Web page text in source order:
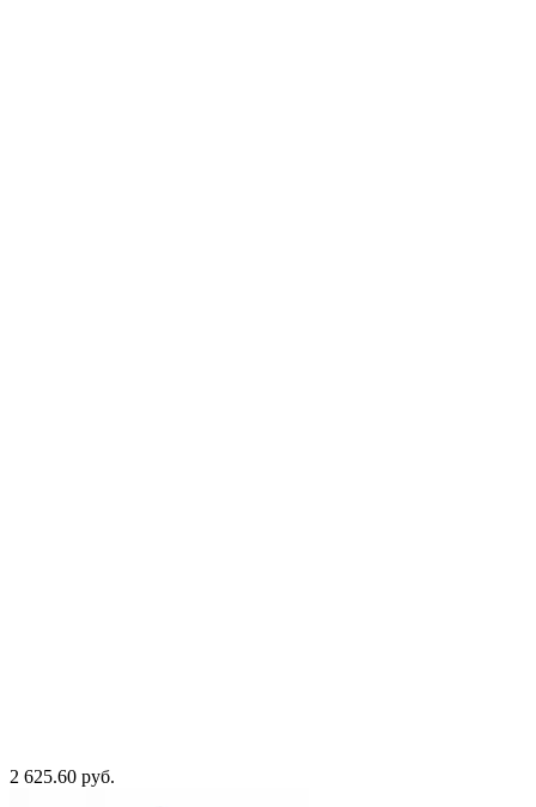
2 625.60 руб.